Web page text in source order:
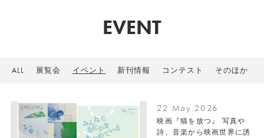
EVENT
ALL 展覧会 イベント 新刊情報 コンテスト そのほか
22 May 2026
映画『猫を放つ』 写真や
詩、音楽から映画世界に誘